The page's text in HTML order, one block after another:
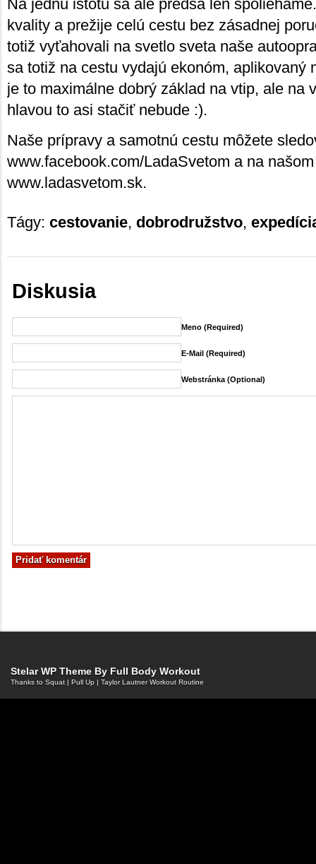
Na jednu istotu sa ale predsa len
kvality a prežije celú cestu bez zásadnej
totiž vyťahovali na svetlo sveta naše
sa totiž na cestu vydajú ekonóm, aplikovaný
je to maximálne dobrý základ na vtip, ale na
hlavou to asi stačiť nebude :).
Naše prípravy a samotnú cestu môžete
www.facebook.com/LadaSvetom a na
www.ladasvetom.sk.
Tágy: cestovanie, dobrodružstvo,
Diskusia
Meno (required)
E-Mail (required)
Webstránka (Optional)
Stelar WP Theme By Full Body Workout
Thanks to Squat Pull Up Taylor Lautner Workout Routine